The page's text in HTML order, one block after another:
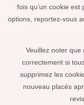
fois qu’un cookie est
options, reportez-vous
Veuillez noter
correctement si
supprimez les
nouveau placés